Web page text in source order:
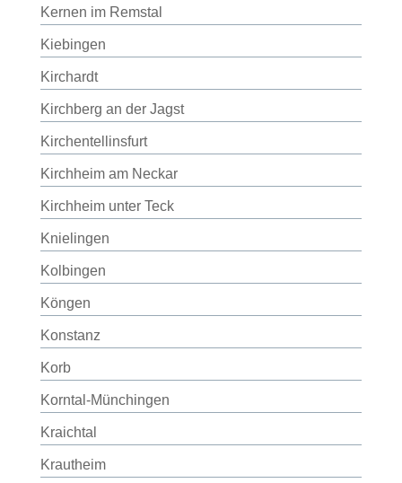
Kernen im Remstal
Kiebingen
Kirchardt
Kirchberg an der Jagst
Kirchentellinsfurt
Kirchheim am Neckar
Kirchheim unter Teck
Knielingen
Kolbingen
Köngen
Konstanz
Korb
Korntal-Münchingen
Kraichtal
Krautheim